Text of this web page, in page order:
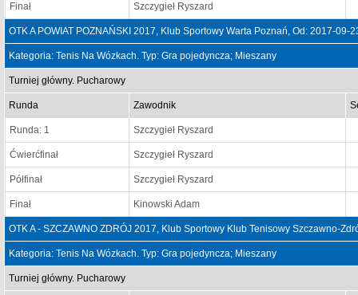
Finał Szczygieł Ryszard
OTK A POWIAT POZNAŃSKI 2017, Klub Sportowy Warta Poznań, Od: 2017-09-
Kategoria: Tenis Na Wózkach. Typ: Gra pojedyncza; Mieszany
Turniej główny. Pucharowy
Runda Zawodnik
Runda: 1 Szczygieł Ryszard
Ćwierćfinał Szczygieł Ryszard
Półfinał Szczygieł Ryszard
Finał Kinowski Adam
OTK A - SZCZAWNO ZDRÓJ 2017, Klub Sportowy Klub Tenisowy Szczawno-
Kategoria: Tenis Na Wózkach. Typ: Gra pojedyncza; Mieszany
Turniej główny. Pucharowy